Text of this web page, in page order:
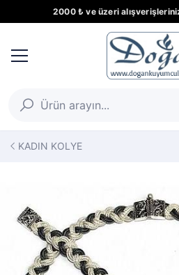
2000 ₺ ve üzeri
KADIN KOLYE